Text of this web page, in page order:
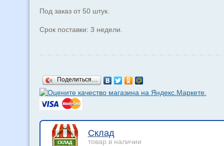
Под заказ от 50 штук.
Срок поставки: 3 недели.
Поделиться…
Склад
товар в наличии